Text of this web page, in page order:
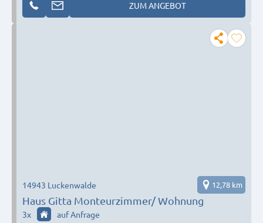
ZUM ANGEBOT
Haus Gitta Monteurzimmer/ Wohnung
14943 Luckenwalde 12,78 km
3x auf Anfrage